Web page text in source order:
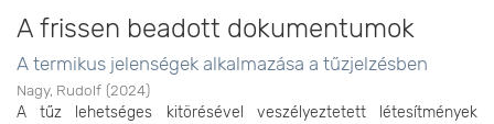
A frissen beadott dokumentumok
A termikus jelenségek alkalmazása a tűzjelzésben
Nagy, Rudolf (2024)
A tűz lehetséges kitörésével veszélyeztetett létesítmények